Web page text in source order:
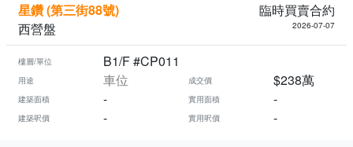
星鑽 (第三街88號)
臨時買賣合約
西營盤
2026-07-07
樓層/單位 B1/F #CP011
用途 車位 成交價 $238萬
建築面積 - 實用面積 -
建築呎價 - 實用呎價 -